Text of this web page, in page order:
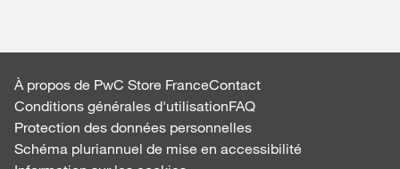
À propos de PwC Store FranceContact
Conditions générales d'utilisationFAQ
Protection des données personnelles
Schéma pluriannuel de mise en accessibilité